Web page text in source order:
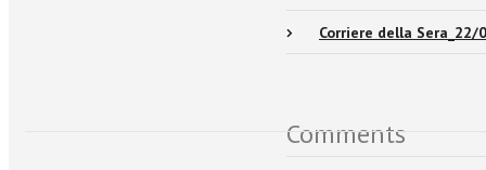
Corriere della Sera_22/
Comments